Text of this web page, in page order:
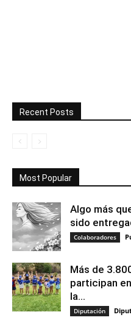
Recent Posts
Most Popular
Algo más
sido
Colaboradores
Más de
participan
la...
Diputación